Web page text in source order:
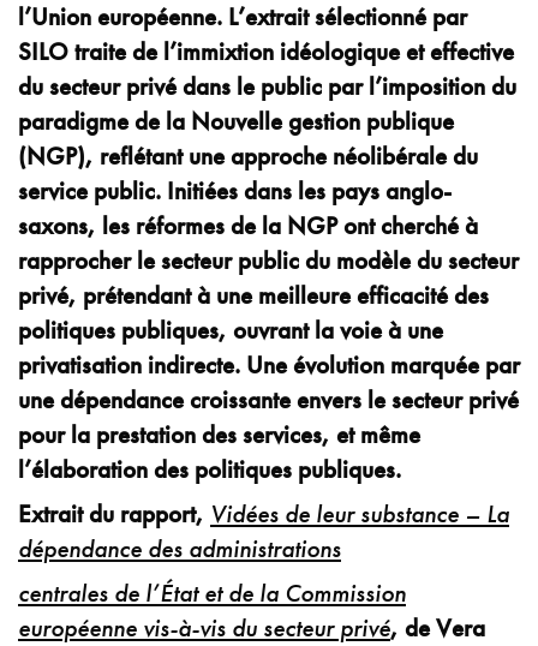
l’Union européenne. L’extrait sélectionné par
SILO traite de l’immixtion idéologique et effective
du secteur privé dans le public par l’imposition du
paradigme de la Nouvelle gestion publique
(NGP), reflétant une approche néolibérale du
service public. Initiées dans les pays anglo-
saxons, les réformes de la NGP ont cherché à
rapprocher le secteur public du modèle du secteur
privé, prétendant à une meilleure efficacité des
politiques publiques, ouvrant la voie à une
privatisation indirecte. Une évolution marquée par
une dépendance croissante envers le secteur privé
pour la prestation des services, et même
l’élaboration des politiques publiques.
Extrait du rapport, Vidées de leur substance – La
dépendance des administrations
centrales de l’État et de la Commission
européenne vis-à-vis du secteur privé, de Vera